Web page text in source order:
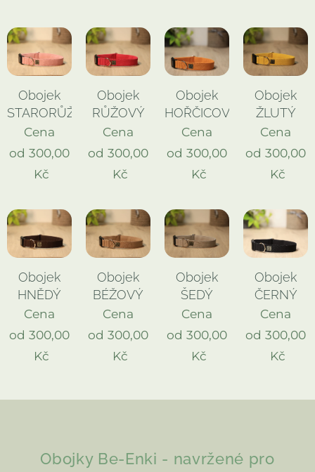
Obojek
STARORŮŽOVÝ
Cena
od 300,00
Kč
Obojek
RŮŽOVÝ
Cena
od 300,00
Kč
Obojek
HOŘČICOVÝ
Cena
od 300,00
Kč
Obojek
ŽLUTÝ
Cena
od 300,00
Kč
Obojek
HNĚDÝ
Cena
od 300,00
Kč
Obojek
BÉŽOVÝ
Cena
od 300,00
Kč
Obojek
ŠEDÝ
Cena
od 300,00
Kč
Obojek
ČERNÝ
Cena
od 300,00
Kč
Obojky Be-Enki - navržené pro